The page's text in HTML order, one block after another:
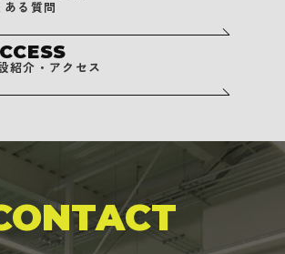
ある質問
紹介・アクセス